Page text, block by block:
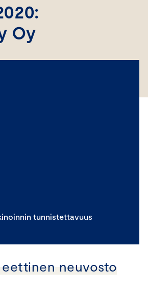
Oy
tunnistettavuus
neuvosto